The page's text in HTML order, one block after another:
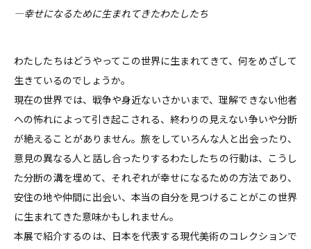
―幸せになるために生まれてきたわたしたち
わたしたちはどうやってこの世界に生まれてきて、何をめざして
生きているのでしょうか。
現在の世界では、戦争や身近ないさかいまで、理解できない他者
への怖れによって引き起こされる、終わりの見えない争いや分断
が絶えることがありません。旅をしていろんな人と出会ったり、
意見の異なる人と話し合ったりするわたしたちの行動は、こうし
た分断の溝を埋めて、それぞれが幸せになるための方法であり、
安住の地や仲間に出会い、本当の自分を見つけることがこの世界
に生まれてきた意味かもしれません。
本展で紹介するのは、日本を代表する現代美術のコレクションで